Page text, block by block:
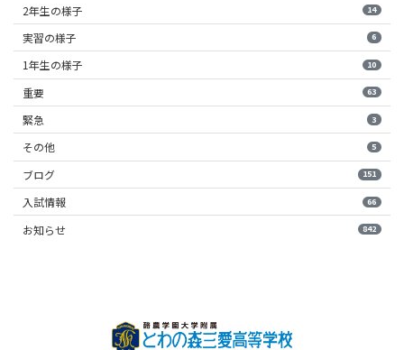
2年生の様子 14
実習の様子 6
1年生の様子 10
重要 63
緊急 3
その他 5
ブログ 151
入試情報 66
お知らせ 842